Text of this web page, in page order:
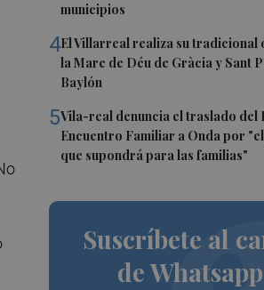
municipios
4El Villarreal realiza su tradicional
la Mare de Déu de Gràcia y Sant
Baylón
5Vila-real denuncia el traslado del
Encuentro Familiar a Onda por
que supondrá para las familias"
Suscríbete al
de Whatsapp